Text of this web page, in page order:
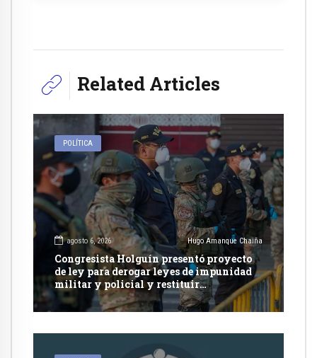
Related Articles
POLÍTICA
agosto 6, 2026 Hugo Amanque Chaiña
Congresista Holguín presentó proyecto
de ley para derogar leyes de impunidad
militar y policial y restituir
competencia de justicia ordinaria